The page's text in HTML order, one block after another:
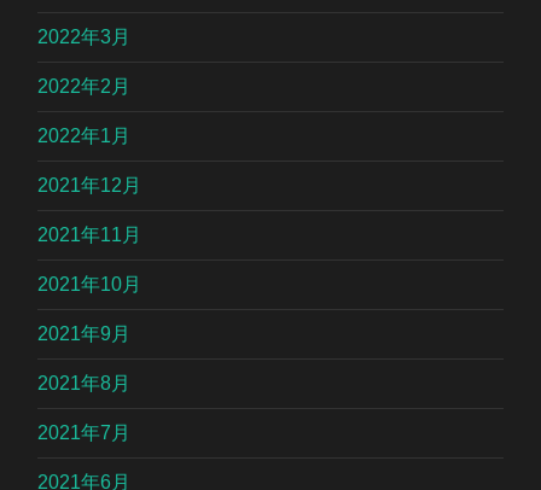
2022年3月
2022年2月
2022年1月
2021年12月
2021年11月
2021年10月
2021年9月
2021年8月
2021年7月
2021年6月